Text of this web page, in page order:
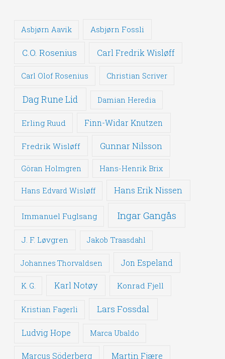
Asbjørn Aavik Asbjørn Fossli
C.O. Rosenius Carl Fredrik Wisløff
Carl Olof Rosenius Christian Scriver
Dag Rune Lid Damian Heredia
Erling Ruud Finn-Widar Knutzen
Fredrik Wisløff Gunnar Nilsson
Göran Holmgren Hans-Henrik Brix
Hans Edvard Wisløff Hans Erik Nissen
Immanuel Fuglsang Ingar Gangås
J. F. Løvgren Jakob Traasdahl
Johannes Thorvaldsen Jon Espeland
K. G. Karl Notøy Konrad Fjell
Kristian Fagerli Lars Fossdal
Ludvig Hope Marca Ubaldo
Marcus Söderberg Martin Fjære